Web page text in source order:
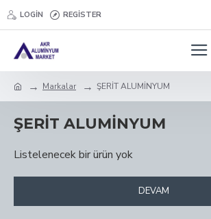
LOGIN REGISTER
Markalar ŞERİT ALUMİNYUM
ŞERİT ALUMİNYUM
Listelenecek bir ürün yok
DEVAM